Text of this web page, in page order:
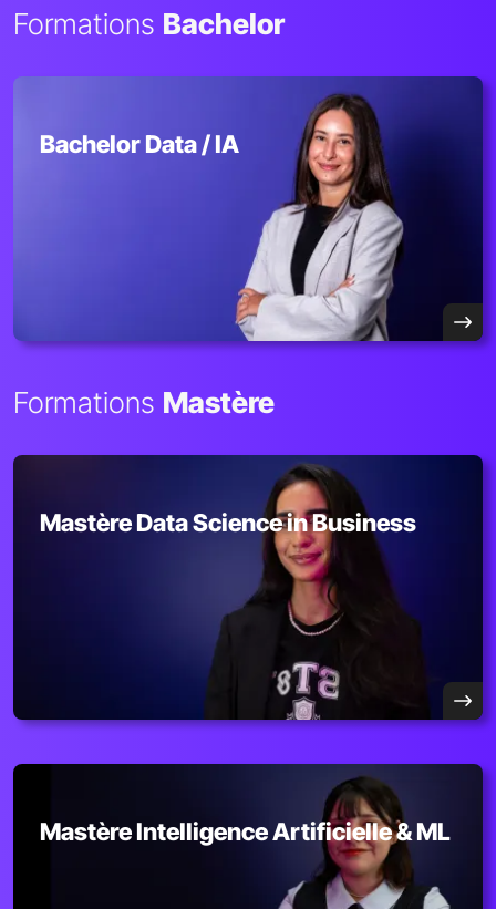
Formations Bachelor
Bachelor Data / IA
Formations Mastère
Mastère Data Science in Business
Mastère Intelligence Artificielle & ML